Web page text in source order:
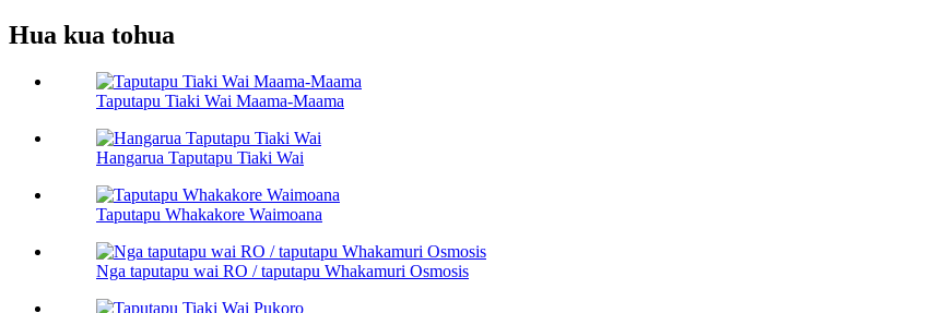
Hua kua tohua
Taputapu Tiaki Wai Maama-Maama
Hangarua Taputapu Tiaki Wai
Taputapu Whakakore Waimoana
Nga taputapu wai RO / taputapu Whakamuri Osmosis